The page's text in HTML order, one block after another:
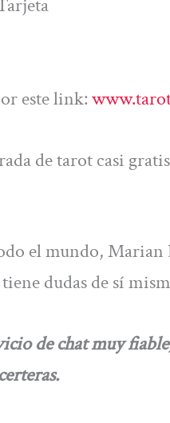
este link:
de tarot casi
el mundo,
dudas de sí
de chat muy